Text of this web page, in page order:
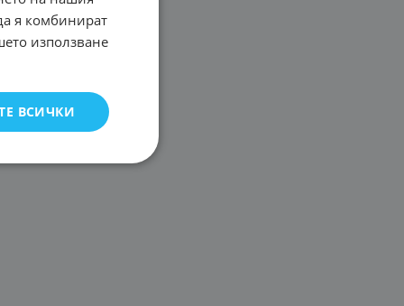
я комбинират
използване
ВСИЧКИ